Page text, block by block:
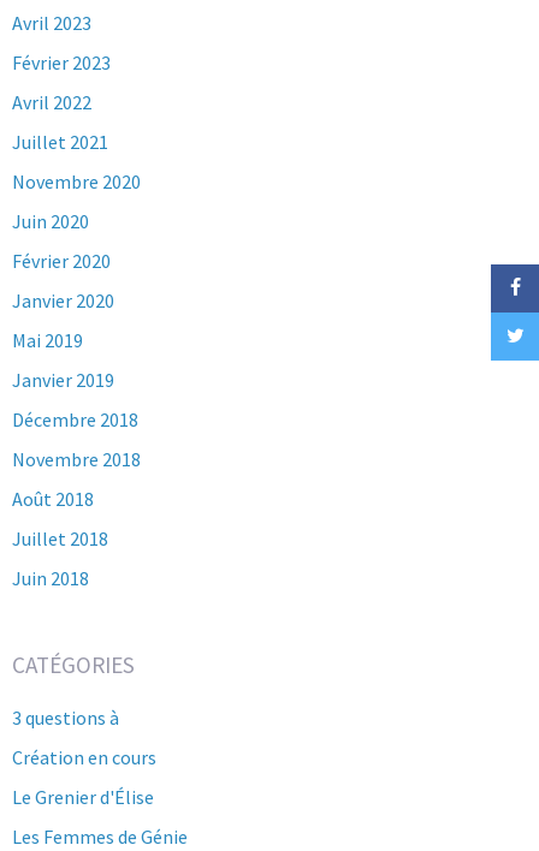
Avril 2023
Février 2023
Avril 2022
Juillet 2021
Novembre 2020
Juin 2020
Février 2020
Janvier 2020
Mai 2019
Janvier 2019
Décembre 2018
Novembre 2018
Août 2018
Juillet 2018
Juin 2018
CATÉGORIES
3 questions à
Création en cours
Le Grenier d'Élise
Les Femmes de Génie